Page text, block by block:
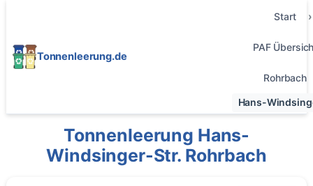
Tonnenleerung.de
Start
PAF
Rohrbach
Hans-
Tonnenleerung Hans-
Windsinger-Str. Rohrbach